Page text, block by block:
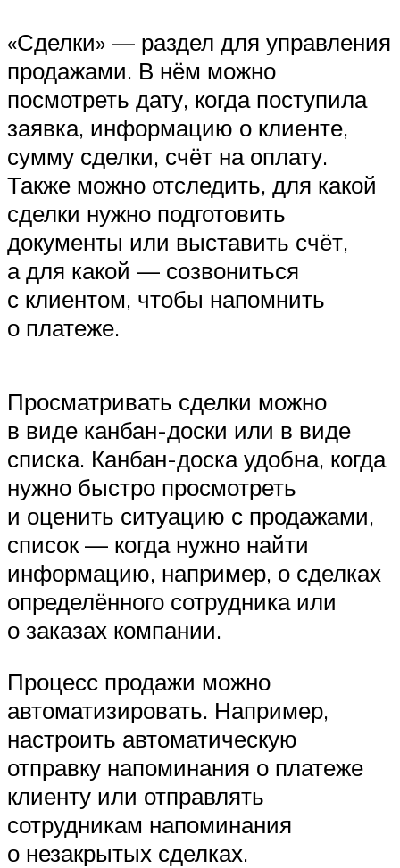
«Сделки» — раздел для управления
продажами. В нём можно
посмотреть дату, когда поступила
заявка, информацию о клиенте,
сумму сделки, счёт на оплату.
Также можно отследить, для какой
сделки нужно подготовить
документы или выставить счёт,
а для какой — созвониться
с клиентом, чтобы напомнить
о платеже.
Просматривать сделки можно
в виде канбан-доски или в виде
списка. Канбан-доска удобна, когда
нужно быстро просмотреть
и оценить ситуацию с продажами,
список — когда нужно найти
информацию, например, о сделках
определённого сотрудника или
о заказах компании.
Процесс продажи можно
автоматизировать. Например,
настроить автоматическую
отправку напоминания о платеже
клиенту или отправлять
сотрудникам напоминания
о незакрытых сделках.